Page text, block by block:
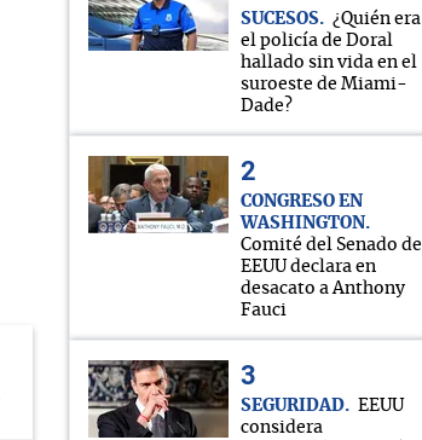
SUCESOS
¿Quién era
el policía de Doral
hallado sin vida en el
suroeste de Miami-
Dade?
CONGRESO EN
WASHINGTON
Comité del Senado de
EEUU declara en
desacato a Anthony
Fauci
SEGURIDAD
EEUU
considera